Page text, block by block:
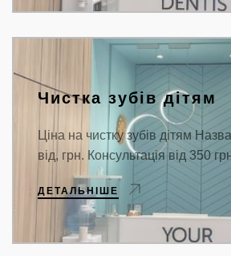
Чистка зубів дітям
Ціна на чистку зубів дітям
від, грн. Консультація від 350
ДЕТАЛЬНІШЕ